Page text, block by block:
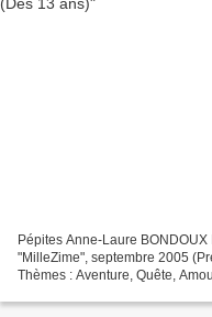
Pépites Anne-Laure
"MilleZime", septembre 2005
Thèmes : Aventure, Quête,